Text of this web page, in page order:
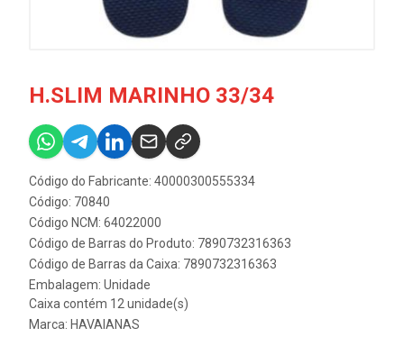
H.SLIM MARINHO 33/34
Código do Fabricante: 40000300555334
Código: 70840
Código NCM: 64022000
Código de Barras do Produto: 7890732316363
Código de Barras da Caixa: 7890732316363
Embalagem: Unidade
Caixa contém 12 unidade(s)
Marca: HAVAIANAS